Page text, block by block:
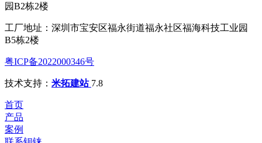
园B2栋2楼
工厂地址：深圳市宝安区福永街道福永社区福海科技工业园
B5栋2楼
粤ICP备2022000346号
技术支持： 米拓建站 7.8
首页
产品
案例